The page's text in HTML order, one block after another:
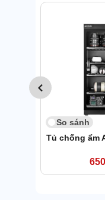
So sánh
Tủ chống ẩm